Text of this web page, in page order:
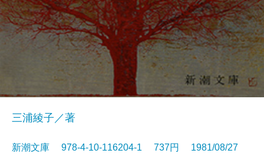
三浦綾子／著
新潮文庫 978-4-10-116204-1 737円 1981/08/27